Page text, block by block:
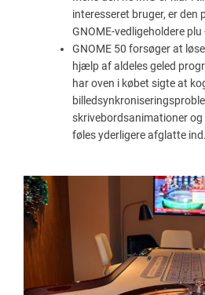
interesseret bruger, er
GNOME-vedligeholdere plu
GNOME 50 forsøger at
hjælp af aldeles geled
har oven i købet sigte at
skrivebordsanimationer
føles yderligere afglatte ind.